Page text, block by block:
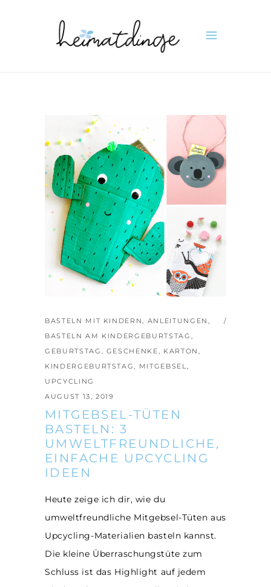
BASTELN MIT KINDERN, ANLEITUNGEN ,
BASTELN AM KINDERGEBURTSTAG ,
GEBURTSTAG , GESCHENKE, KARTON ,
KINDERGEBURTSTAG, MITGEBSEL,
UPCYCLING
AUGUST 13, 2019
MITGEBSEL-TÜTEN
BASTELN: 3
UMWELTFREUNDLICHE,
EINFACHE UPCYCLING
IDEEN
Heute zeige ich dir, wie du
umweltfreundliche Mitgebsel-Tüten aus
Upcycling-Materialien basteln kannst.
Die kleine Überraschungstüte zum
Schluss ist das Highlight auf jedem